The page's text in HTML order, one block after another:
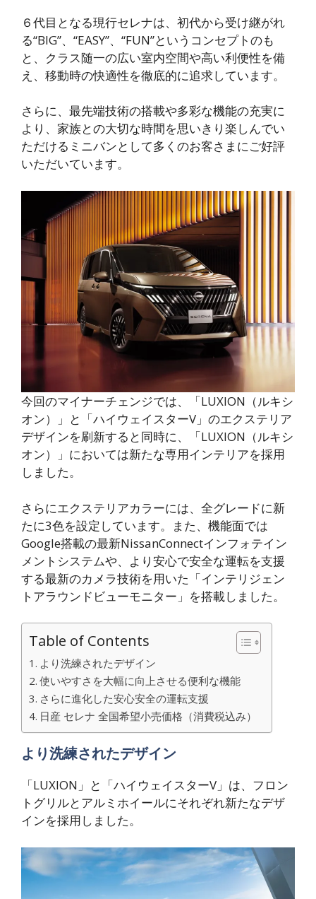
６代目となる現行セレナは、初代から受け継がれ
る“BIG”、“EASY”、“FUN”というコンセプトのも
と、クラス随一の広い室内空間や高い利便性を備
え、移動時の快適性を徹底的に追求しています。
さらに、最先端技術の搭載や多彩な機能の充実に
より、家族との大切な時間を思いきり楽しんでい
ただけるミニバンとして多くのお客さまにご好評
いただいています。
今回のマイナーチェンジでは、「LUXION（ルキシ
オン）」と「ハイウェイスターV」のエクステリア
デザインを刷新すると同時に、「LUXION（ルキシ
オン）」においては新たな専用インテリアを採用
しました。
さらにエクステリアカラーには、全グレードに新
たに3色を設定しています。また、機能面では
Google搭載の最新NissanConnectインフォテイン
メントシステムや、より安心で安全な運転を支援
する最新のカメラ技術を用いた「インテリジェン
トアラウンドビューモニター」を搭載しました。
Table of Contents
より洗練されたデザイン
使いやすさを大幅に向上させる便利な機能
さらに進化した安心安全の運転支援
日産 セレナ 全国希望小売価格（消費税込み）
より洗練されたデザイン
「LUXION」と「ハイウェイスターV」は、フロン
トグリルとアルミホイールにそれぞれ新たなデザ
インを採用しました。